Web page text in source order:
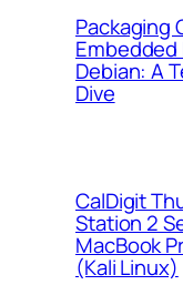
Packaging
Debian: A
Dive
CalDigit
Station 2
MacBook
(Kali Linux)